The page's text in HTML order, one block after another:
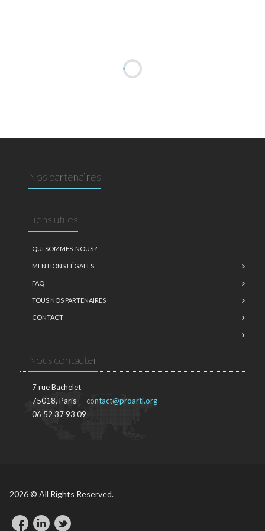
Nos partenaires
Liens utiles
QUI SOMMES-NOUS ?
MENTIONS LÉGALES
FAQ
TOUS NOS PARTENAIRES
CONTACT
Nous contacter
7 rue Bachelet
75018, Paris
06 52 37 93 09
contact@proarti.org
2026 © All Rights Reserved.